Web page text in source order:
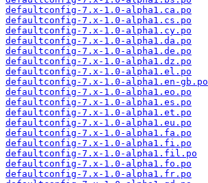
defaultconfig-7.x-1.0-alpha1.ca.po
defaultconfig-7.x-1.0-alpha1.cs.po
defaultconfig-7.x-1.0-alpha1.cy.po
defaultconfig-7.x-1.0-alpha1.da.po
defaultconfig-7.x-1.0-alpha1.de.po
defaultconfig-7.x-1.0-alpha1.dz.po
defaultconfig-7.x-1.0-alpha1.el.po
defaultconfig-7.x-1.0-alpha1.en-gb.po
defaultconfig-7.x-1.0-alpha1.eo.po
defaultconfig-7.x-1.0-alpha1.es.po
defaultconfig-7.x-1.0-alpha1.et.po
defaultconfig-7.x-1.0-alpha1.eu.po
defaultconfig-7.x-1.0-alpha1.fa.po
defaultconfig-7.x-1.0-alpha1.fi.po
defaultconfig-7.x-1.0-alpha1.fil.po
defaultconfig-7.x-1.0-alpha1.fo.po
defaultconfig-7.x-1.0-alpha1.fr.po